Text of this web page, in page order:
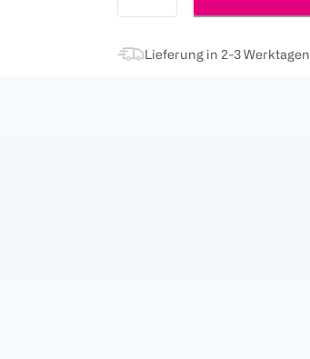
Lieferung in 2-3 Werktagen